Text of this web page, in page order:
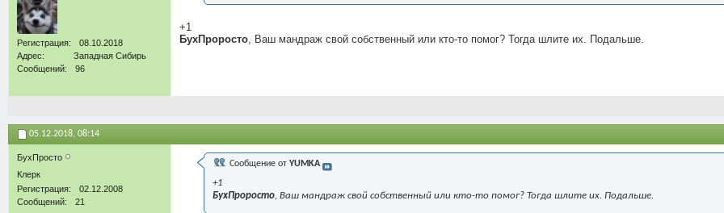
Регистрация
08.10.2018
Адрес
Западная Сибирь
Сообщений
96
+1
БухПроросто, Ваш мандраж свой собственный или кто-то помог? Тогда шлите их. Подальше.
05.12.2018, 08:14
БухПросто
Клерк
Регистрация
02.12.2008
Сообщений
21
Сообщение от YUMKA
+1
БухПроросто, Ваш мандраж свой собственный или кто-то помог? Тогда шлите их. Подальше.